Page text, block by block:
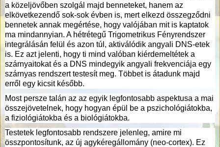
a közeljövőben szolgál majd benneteket, hanem az
elkövetkezendő sok-sok évben is, mert elkezd összegződni
bennetek annak megértése, hogy valójában mit is kaptatok
ma mindannyian. A hétrétegű Trigometrikus Fényrendszer
integrálásán felül és azon túl, aktiválódik angyali DNS-etek
is. Ez azt jelenti, hogy ti mind valóban kiérdemeltétek a
szárnyaitokat és a DNS mindegyik angyali frekvenciája egy
szárnyas rendszert testesít meg. Többet is átadunk majd
erről egy kicsit később.
Most persze talán az az egyik legfontosabb aspektusa a mai
összejövetelnek, hogy hogyan épül be a pszichológiátokba,
a fiziológiátokba és a biológiátokba.
Testetek legfontosabb rendszere jelenleg, amire mi
összpontosítunk, az új agykéregállomány (neo-cortex). Ez